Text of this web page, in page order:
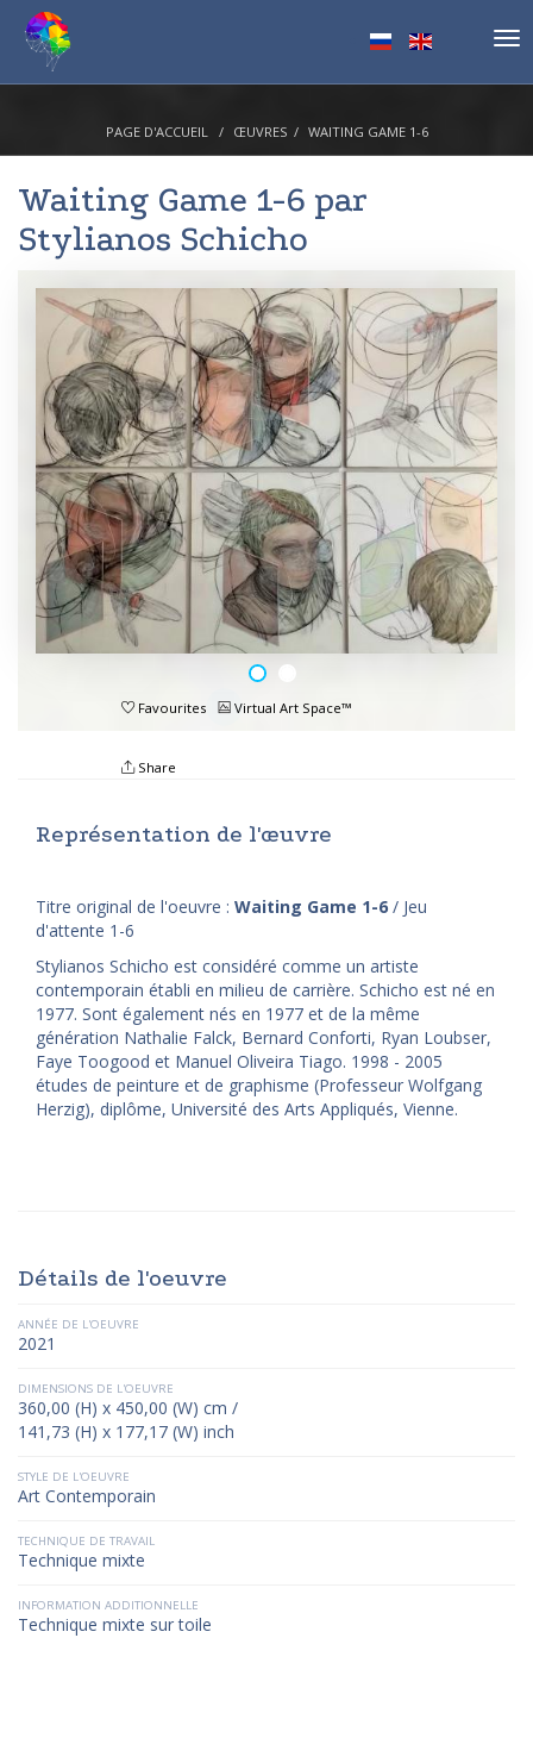
PAGE D'ACCUEIL ŒUVRES WAITING GAME 1-6
Waiting Game 1-6 par
Stylianos Schicho
Favourites Virtual Art Space™
Share
Représentation de l'œuvre
Titre original de l'oeuvre : Waiting Game 1-6 / Jeu
d'attente 1-6
Stylianos Schicho est considéré comme un artiste
contemporain établi en milieu de carrière. Schicho est né en
1977. Sont également nés en 1977 et de la même
génération Nathalie Falck, Bernard Conforti, Ryan Loubser,
Faye Toogood et Manuel Oliveira Tiago. 1998 - 2005
études de peinture et de graphisme (Professeur Wolfgang
Herzig), diplôme, Université des Arts Appliqués, Vienne.
Détails de l'oeuvre
ANNÉE DE L'OEUVRE
2021
DIMENSIONS DE L'OEUVRE
360,00 (H) x 450,00 (W) cm /
141,73 (H) x 177,17 (W) inch
STYLE DE L'OEUVRE
Art Contemporain
TECHNIQUE DE TRAVAIL
Technique mixte
INFORMATION ADDITIONNELLE
Technique mixte sur toile